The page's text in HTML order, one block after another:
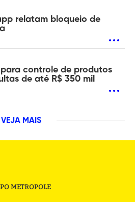
relatam bloqueio de
para controle de produtos
de até R$ 350 mil
VEJA MAIS
METROPOLE